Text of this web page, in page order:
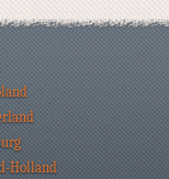
Holland